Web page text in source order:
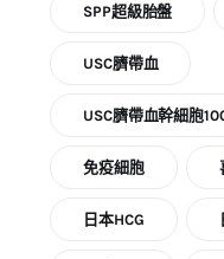
SPP超級胎盤
USC臍帶血
USC臍帶血幹細胞
免疫細胞
日本HCG